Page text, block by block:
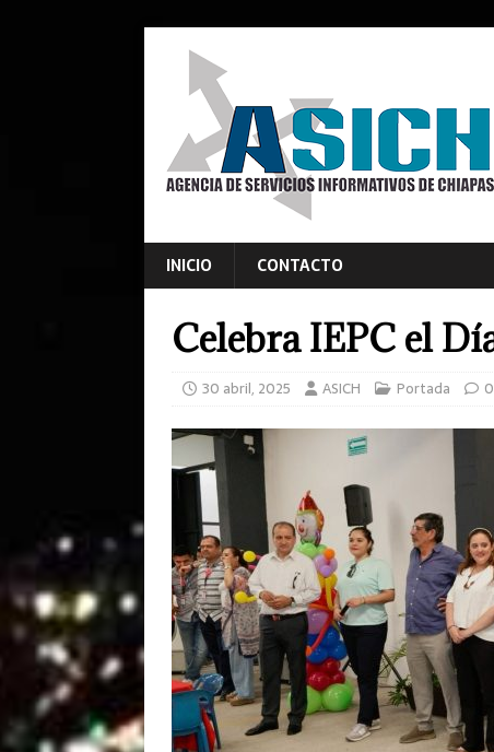
INICIO CONTACTO
Celebra IEPC el
30 abril, 2025 ASICH Portada 0